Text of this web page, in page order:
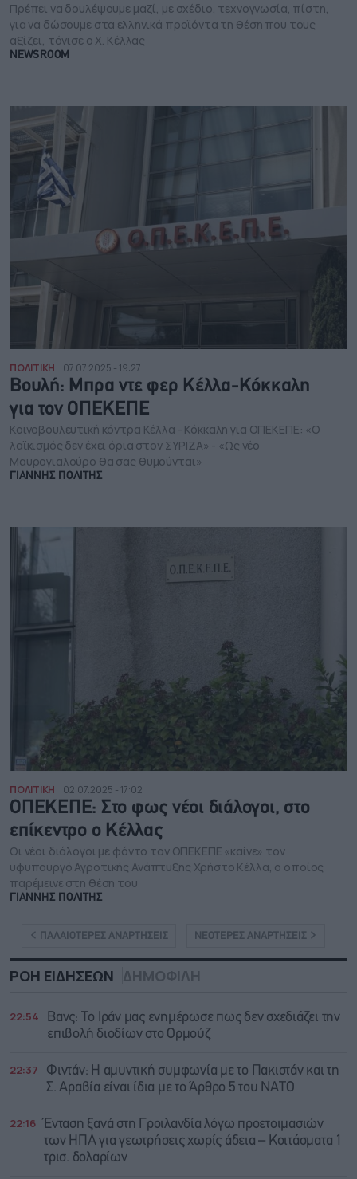
Πρέπει να δουλέψουμε μαζί, με σχέδιο, τεχνογνωσία, πίστη,
για να δώσουμε στα ελληνικά προϊόντα τη θέση που τους
αξίζει, τόνισε ο Χ. Κέλλας
NEWSROOM
ΠΟΛΙΤΙΚΗ 07.07.2025 - 19:27
Βουλή: Μπρα ντε φερ Κέλλα-Κόκκαλη
για τον ΟΠΕΚΕΠΕ
Κοινοβουλευτική κόντρα Κέλλα - Κόκκαλη για ΟΠΕΚΕΠΕ: «Ο
λαϊκισμός δεν έχει όρια στον ΣΥΡΙΖΑ» - «Ως νέο
Μαυρογιαλούρο θα σας θυμούνται»
ΓΙΑΝΝΗΣ ΠΟΛΙΤΗΣ
ΠΟΛΙΤΙΚΗ 02.07.2025 - 17:02
ΟΠΕΚΕΠΕ: Στο φως νέοι διάλογοι, στο
επίκεντρο ο Κέλλας
Οι νέοι διάλογοι με φόντο τον ΟΠΕΚΕΠΕ «καίνε» τον
υφυπουργό Αγροτικής Ανάπτυξης Χρήστο Κέλλα, ο οποίος
παρέμεινε στη θέση του
ΓΙΑΝΝΗΣ ΠΟΛΙΤΗΣ
ΠΑΛΑΙΟΤΕΡΕΣ ΑΝΑΡΤΗΣΕΙΣ ΝΕΟΤΕΡΕΣ ΑΝΑΡΤΗΣΕΙΣ
ΡΟΗ ΕΙΔΗΣΕΩΝ ΔΗΜΟΦΙΛΗ
22:54
Βανς: Το Ιράν μας ενημέρωσε πως δεν σχεδιάζει την
επιβολή διοδίων στο Ορμούζ
22:37
Φιντάν: Η αμυντική συμφωνία με το Πακιστάν και τη
Σ. Αραβία είναι ίδια με τo Άρθρο 5 του ΝΑΤΟ
22:16
Ένταση ξανά στη Γροιλανδία λόγω προετοιμασιών
των ΗΠΑ για γεωτρήσεις χωρίς άδεια – Κοιτάσματα 1
τρισ. δολαρίων